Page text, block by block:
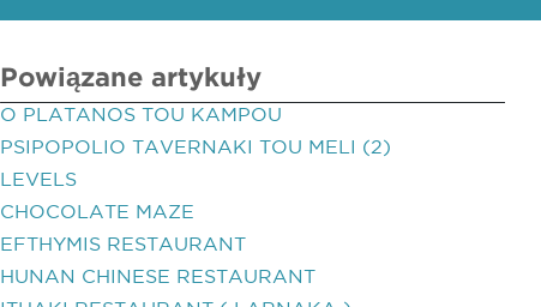
Powiązane artykuły
O PLATANOS TOU KAMPOU
PSIPOPOLIO TAVERNAKI TOU MELI (2)
LEVELS
CHOCOLATE MAZE
EFTHYMIS RESTAURANT
HUNAN CHINESE RESTAURANT